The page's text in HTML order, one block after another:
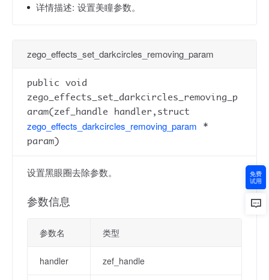
详情描述: 设置美瞳参数。
zego_effects_set_darkcircles_removing_param
public void
zego_effects_set_darkcircles_removing_p
aram(zef_handle handler,struct
zego_effects_darkcircles_removing_param *
param)
设置黑眼圈去除参数。
参数信息
参数名 类型
handler zef_handle
免费
试用